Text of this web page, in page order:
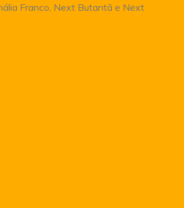
Franco, Next Butantã e Next